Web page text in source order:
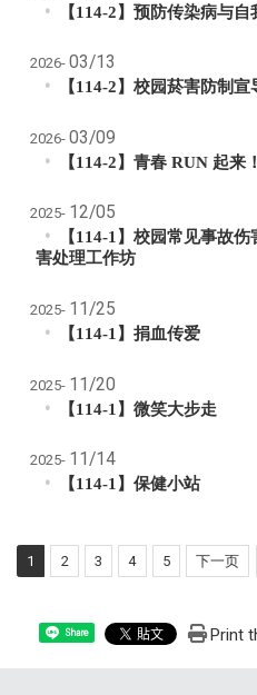
【114-2】预防传染病与
2026- 03/13
【114-2】校园菸害防制宣
2026- 03/09
【114-2】青春 RUN 起来
2025- 12/05
【114-1】校园常见事故
害处理工作坊
2025- 11/25
【114-1】捐血传爱
2025- 11/20
【114-1】微笑大步走
2025- 11/14
【114-1】保健小站
1 2 3 4 5 下一页
Share Print